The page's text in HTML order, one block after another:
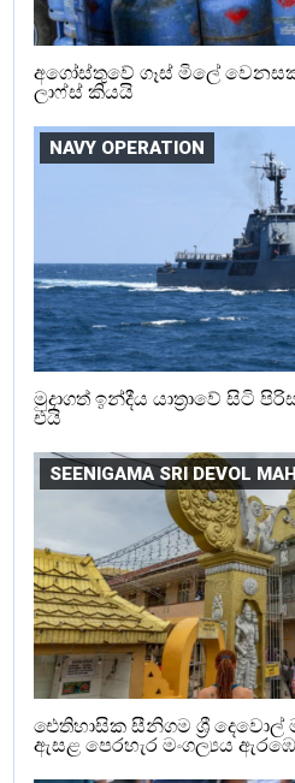
අගෝස්තුවේ ගෑස් මිලේ
ලාෆ්ස් කියයි
NAVY OPERATION
මුදාගත් ඉන්දීය යාත්‍රාවේ සිටි
එයි
SEENIGAMA SRI DEVOL
ඓතිහාසික සීනිගම ශ්‍රී දෙවොල්
ඇසළ පෙරහැර මංගල්‍යය